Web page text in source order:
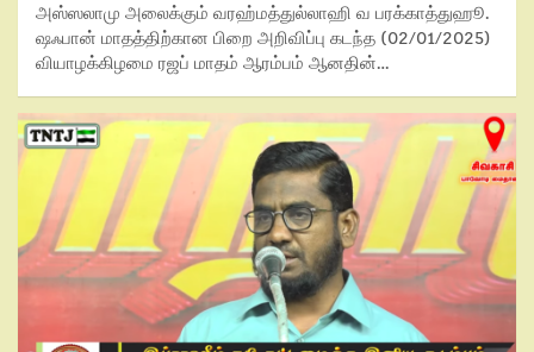
அஸ்ஸலாமு அலைக்கும் வரஹ்மத்துல்லாஹி வ பரக்காத்துஹூ.
ஷஃபான் மாதத்திற்கான பிறை அறிவிப்பு கடந்த (02/01/2025)
வியாழக்கிழமை ரஜப் மாதம் ஆரம்பம் ஆனதின்…